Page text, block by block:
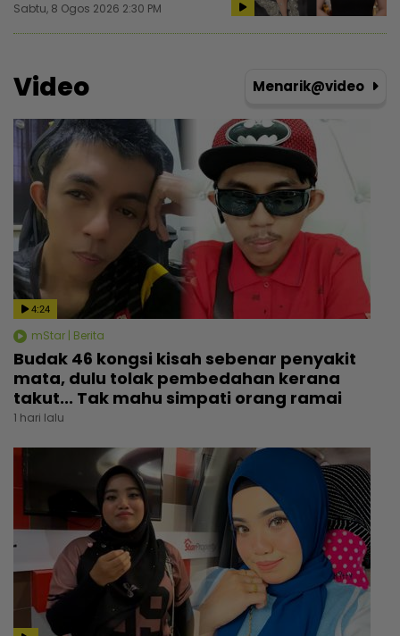
Sabtu, 8 Ogos 2026 2:30 PM
Video Menarik@video
4:24
mStar | Berita
Budak 46 kongsi kisah sebenar penyakit
mata, dulu tolak pembedahan kerana
takut... Tak mahu simpati orang ramai
1 hari lalu